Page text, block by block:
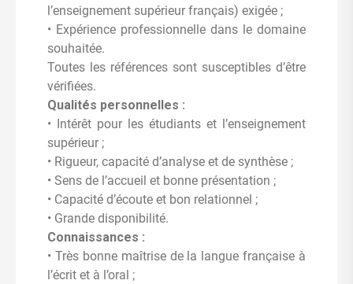
l’enseignement supérieur français) exigée ;
• Expérience professionnelle dans le domaine
souhaitée.
Toutes les références sont susceptibles d’être
vérifiées.
Qualités personnelles :
• Intérêt pour les étudiants et l’enseignement
supérieur ;
• Rigueur, capacité d’analyse et de synthèse ;
• Sens de l’accueil et bonne présentation ;
• Capacité d’écoute et bon relationnel ;
• Grande disponibilité.
Connaissances :
• Très bonne maîtrise de la langue française à
l’écrit et à l’oral ;